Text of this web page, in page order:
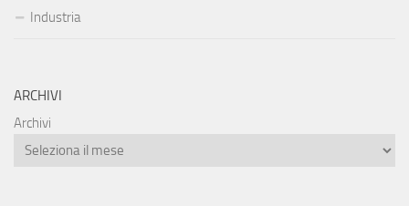
Industria
ARCHIVI
Archivi